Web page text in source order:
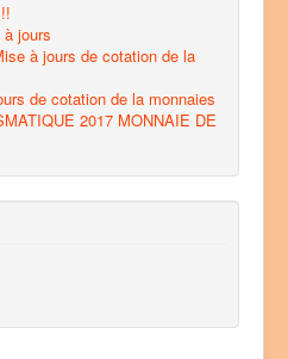
jours
à jours de cotation de la
de cotation de la monnaies
2017 MONNAIE DE